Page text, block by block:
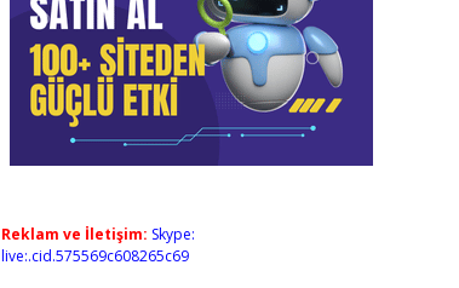
Reklam ve İletişim: Skype:
live:.cid.575569c608265c69